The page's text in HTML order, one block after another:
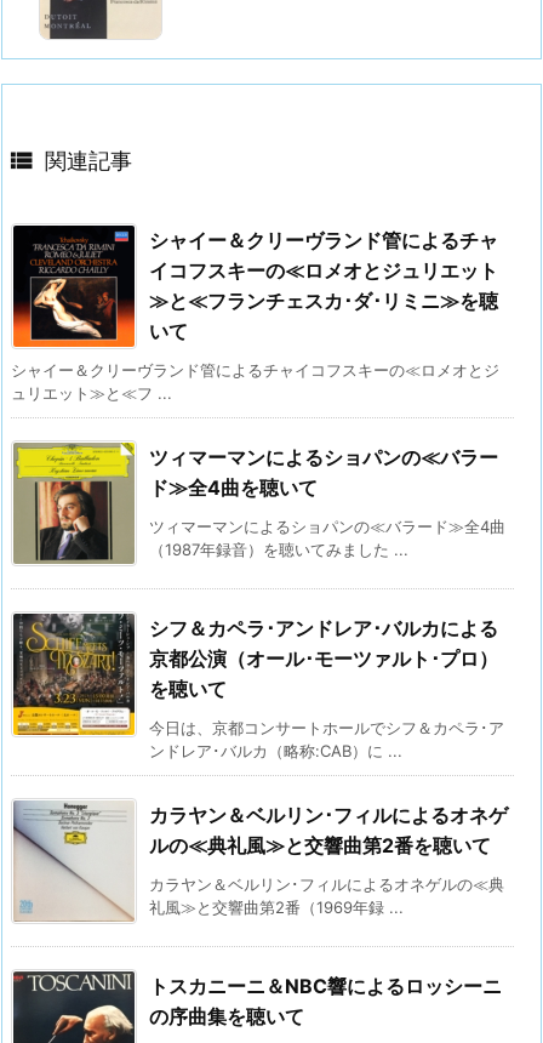
 関連記事
シャイー＆クリーヴランド管によるチャ
イコフスキーの≪ロメオとジュリエット
≫と≪フランチェスカ･ダ･リミニ≫を聴
いて
シャイー＆クリーヴランド管によるチャイコフスキーの≪ロメオとジ
ュリエット≫と≪フ ...
ツィマーマンによるショパンの≪バラー
ド≫全4曲を聴いて
ツィマーマンによるショパンの≪バラード≫全4曲
（1987年録音）を聴いてみました ...
シフ＆カペラ･アンドレア･バルカによる
京都公演（オール･モーツァルト･プロ）
を聴いて
今日は、京都コンサートホールでシフ＆カペラ･ア
ンドレア･バルカ（略称:CAB）に ...
カラヤン＆ベルリン･フィルによるオネゲ
ルの≪典礼風≫と交響曲第2番を聴いて
カラヤン＆ベルリン･フィルによるオネゲルの≪典
礼風≫と交響曲第2番（1969年録 ...
トスカニーニ＆NBC響によるロッシーニ
の序曲集を聴いて